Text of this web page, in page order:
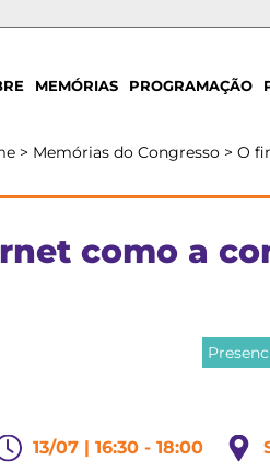
MEMÓRIAS PROGRAMAÇÃO
> Memórias do Congresso > O
como a
13/07 | 16:30 - 18:00